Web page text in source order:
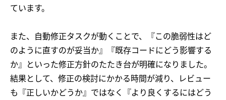
ています。
また、自動修正タスクが動くことで、『この脆弱性はど
のように直すのが妥当か』『既存コードにどう影響する
か』といった修正方針のたたき台が明確になりました。
結果として、修正の検討にかかる時間が減り、レビュー
も『正しいかどうか』ではなく『より良くするにはどう